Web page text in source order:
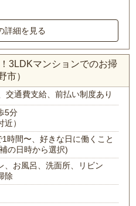
詳細を見る
3LDKマンションでのお掃
市）
、交通費支給、前払い制度あり
5分
近）
時間〜、好きな日に働くこと
の日時から選択)
、お風呂、洗面所、リビン
除